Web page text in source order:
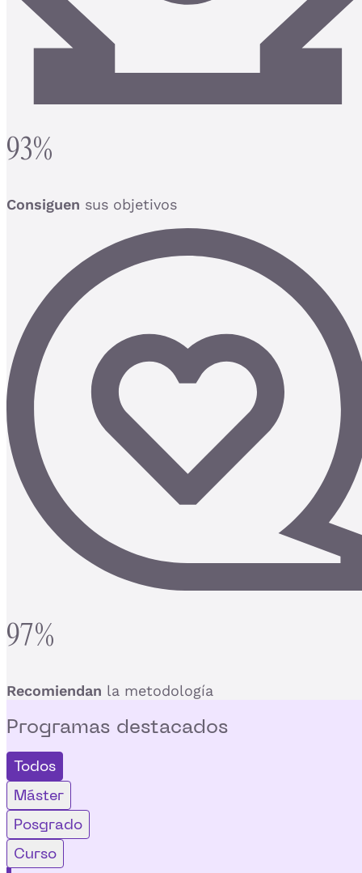
93%
Consiguen sus objetivos
97%
Recomiendan la metodología
Programas destacados
Todos
Máster
Posgrado
Curso